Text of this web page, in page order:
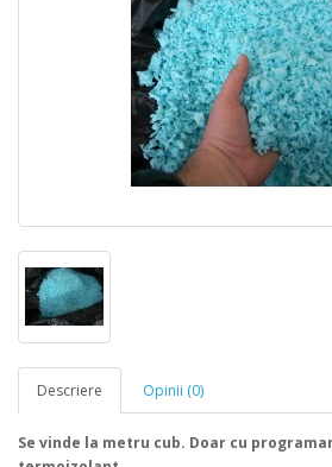
Descriere Opinii (0)
Se vinde la metru cub. Doar cu